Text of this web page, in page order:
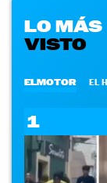
LO MÁS
VISTO
ELMOTOR EL
1